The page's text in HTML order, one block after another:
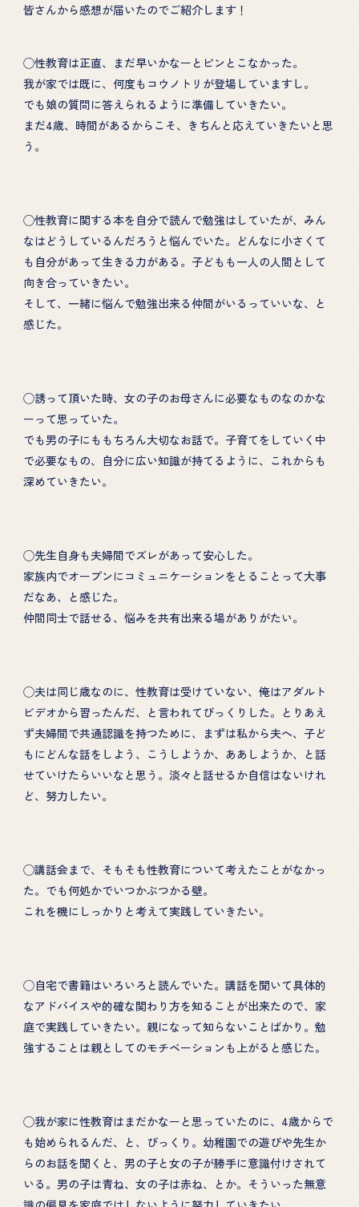
HOME
ABOUT
DONATION
GOODS
PROJECT
性教育の講演
皆さんから感想が届いたのでご紹介します！
◯性教育は正直、まだ早いかなーとピンとこなかった。
我が家では既に、何度もコウノトリが登場していますし。
でも娘の質問に答えられるように準備していきたい。
まだ4歳、時間があるからこそ、きちんと応えていきたいと思
う。
◯性教育に関する本を自分で読んで勉強はしていたが、みん
なはどうしているんだろうと悩んでいた。どんなに小さくて
も自分があって生きる力がある。子どもも一人の人間として
向き合っていきたい。
そして、一緒に悩んで勉強出来る仲間がいるっていいな、と
感じた。
◯誘って頂いた時、女の子のお母さんに必要なものなのかな
ーって思っていた。
でも男の子にももちろん大切なお話で。子育てをしていく中
で必要なもの、自分に広い知識が持てるように、これからも
深めていきたい。
◯先生自身も夫婦間でズレがあって安心した。
家族内でオープンにコミュニケーションをとることって大事
だなあ、と感じた。
仲間同士で話せる、悩みを共有出来る場がありがたい。
◯夫は同じ歳なのに、性教育は受けていない、俺はアダルト
ビデオから習ったんだ、と言われてびっくりした。とりあえ
ず夫婦間で共通認識を持つために、まずは私から夫へ、子ど
もにどんな話をしよう、こうしようか、ああしようか、と話
せていけたらいいなと思う。淡々と話せるか自信はないけれ
ど、努力したい。
◯講話会まで、そもそも性教育について考えたことがなかっ
た。でも何処かでいつかぶつかる壁。
これを機にしっかりと考えて実践していきたい。
◯自宅で書籍はいろいろと読んでいた。講話を聞いて具体的
なアドバイスや的確な関わり方を知ることが出来たので、家
庭で実践していきたい。親になって知らないことばかり。勉
強することは親としてのモチベーションも上がると感じた。
◯我が家に性教育はまだかなーと思っていたのに、4歳からで
も始められるんだ、と、びっくり。幼稚園での遊びや先生か
らのお話を聞くと、男の子と女の子が勝手に意識付けされて
いる。男の子は青ね、女の子は赤ね、とか。そういった無意